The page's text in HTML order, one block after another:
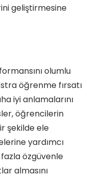
geliştirmesine
olumlu
öğrenme fırsatı
iyi anlamalarını
öğrencilerin
şekilde ele
yardımcı
özgüvenle
almasını